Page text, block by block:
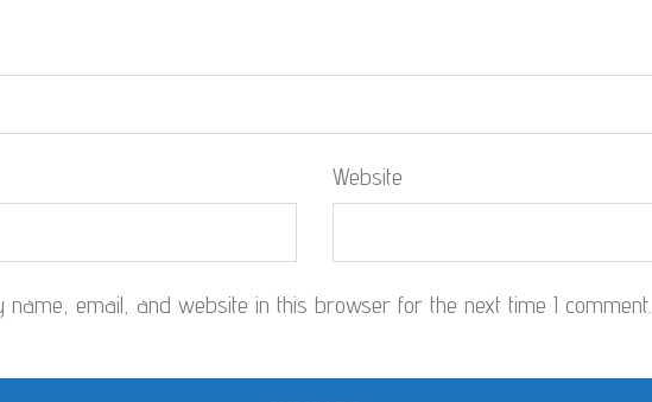
Website
name, email, and website in this browser for the next time I comment.